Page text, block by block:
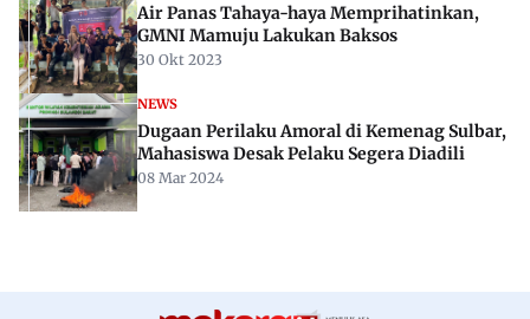
Air Panas Tahaya-haya Memprihatinkan,
GMNI Mamuju Lakukan Baksos
30 Okt 2023
NEWS
Dugaan Perilaku Amoral di Kemenag Sulbar,
Mahasiswa Desak Pelaku Segera Diadili
08 Mar 2024